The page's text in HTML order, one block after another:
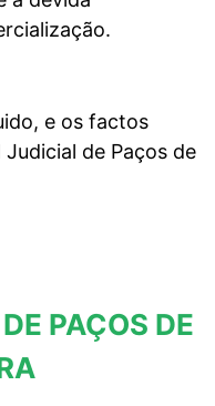
e os factos
de Paços de
PAÇOS DE